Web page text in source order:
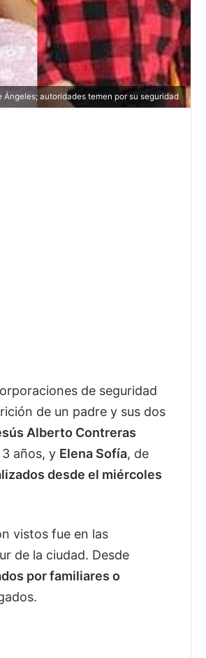
autoridades temen por su seguridad
de seguridad
de un padre y sus dos
Alberto Contreras
3 años, y Elena Sofía, de
desde el miércoles
vistos fue en las
de la ciudad. Desde
por familiares o